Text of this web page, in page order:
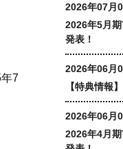
7
2026年07月
2026年5月
発表！
2026年06月
【特典情報
2026年06月
2026年4月